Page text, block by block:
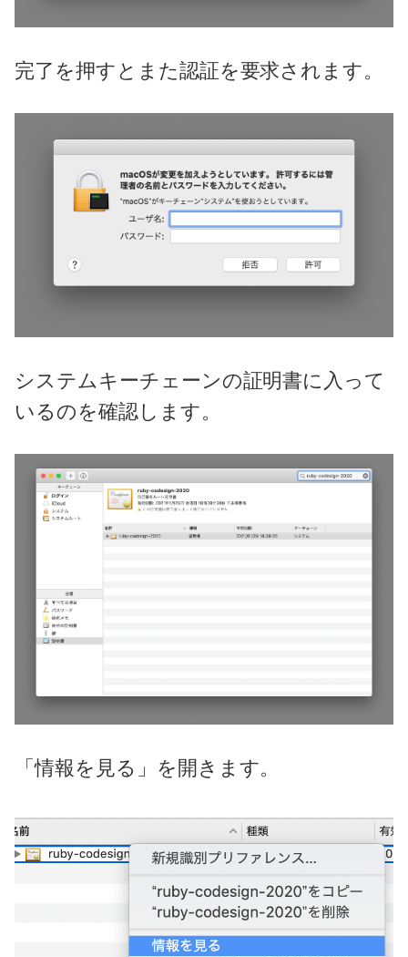
完了を押すとまた認証を要求されます。
システムキーチェーンの証明書に入って
いるのを確認します。
「情報を見る」を開きます。